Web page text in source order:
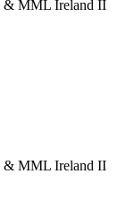
& MML Ireland II
& MML Ireland II